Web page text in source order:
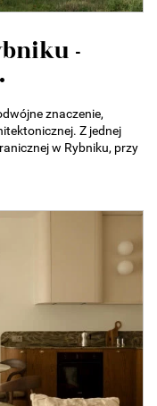
-
znaczenie,
Z jednej
w Rybniku, przy